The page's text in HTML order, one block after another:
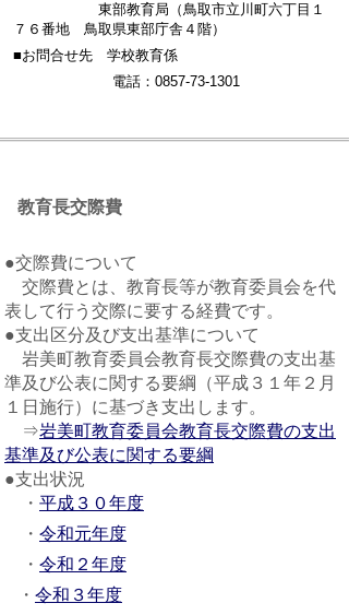
東部教育局（鳥取市立川町六丁目１
７６番地 鳥取県東部庁舎４階）
■お問合せ先 学校教育係
電話：0857-73-1301
教育長交際費
●交際費について
交際費とは、教育長等が教育委員会を代
表して行う交際に要する経費です。
●支出区分及び支出基準について
岩美町教育委員会教育長交際費の支出基
準及び公表に関する要綱（平成３１年２月
１日施行）に基づき支出します。
⇒岩美町教育委員会教育長交際費の支出
基準及び公表に関する要綱
●支出状況
・ 平成３０年度
・ 令和元年度
・ 令和２年度
・ 令和３年度